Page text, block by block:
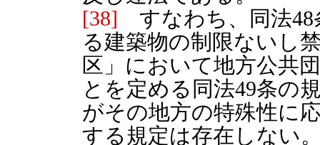
[38] すなわち、同法48
る建築物の制限ないし
区」において地方公共
とを定める同法49条の
がその地方の特殊性に
する規定は存在しない